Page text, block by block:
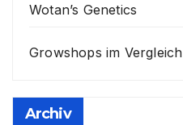
Wotan’s Genetics
Growshops im Vergleich
Archiv